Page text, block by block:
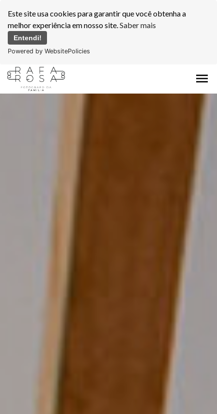
Este site usa cookies para garantir que você obtenha a
melhor experiência em nosso site.Saber mais
Entendi!
Powered by WebsitePolicies
menu